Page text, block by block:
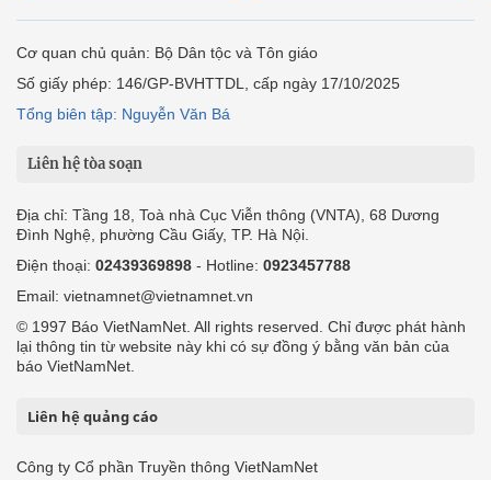
Cơ quan chủ quản: Bộ Dân tộc và Tôn giáo
Số giấy phép: 146/GP-BVHTTDL, cấp ngày 17/10/2025
Tổng biên tập: Nguyễn Văn Bá
Liên hệ tòa soạn
Địa chỉ: Tầng 18, Toà nhà Cục Viễn thông (VNTA), 68 Dương
Đình Nghệ, phường Cầu Giấy, TP. Hà Nội.
Điện thoại: 02439369898 - Hotline: 0923457788
Email: vietnamnet@vietnamnet.vn
© 1997 Báo VietNamNet. All rights reserved. Chỉ được phát hành
lại thông tin từ website này khi có sự đồng ý bằng văn bản của
báo VietNamNet.
Liên hệ quảng cáo
Công ty Cổ phần Truyền thông VietNamNet